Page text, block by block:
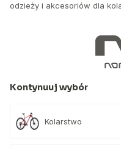
odzieży i akcesoriów dla
Kontynuuj wybór
Kolarstwo